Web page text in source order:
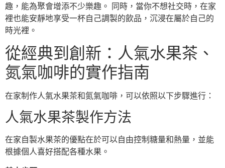
趣，能為聚會增添不少樂趣。 同時，當你不想社交時，在家
裡也能安靜地享受一杯自己調製的飲品，沉浸在屬於自己的
時光裡。
從經典到創新：人氣水果茶、
氮氣咖啡的實作指南
在家制作人氣水果茶和氮氣咖啡，可以依照以下步驟進行：
人氣水果茶製作方法
在家自製水果茶的優點在於可以自由控制糖量和熱量，並能
根據個人喜好搭配各種水果。